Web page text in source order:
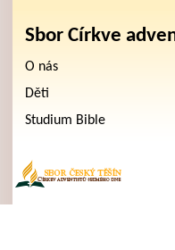
Sbor Církve
O nás
Děti
Studium Bible